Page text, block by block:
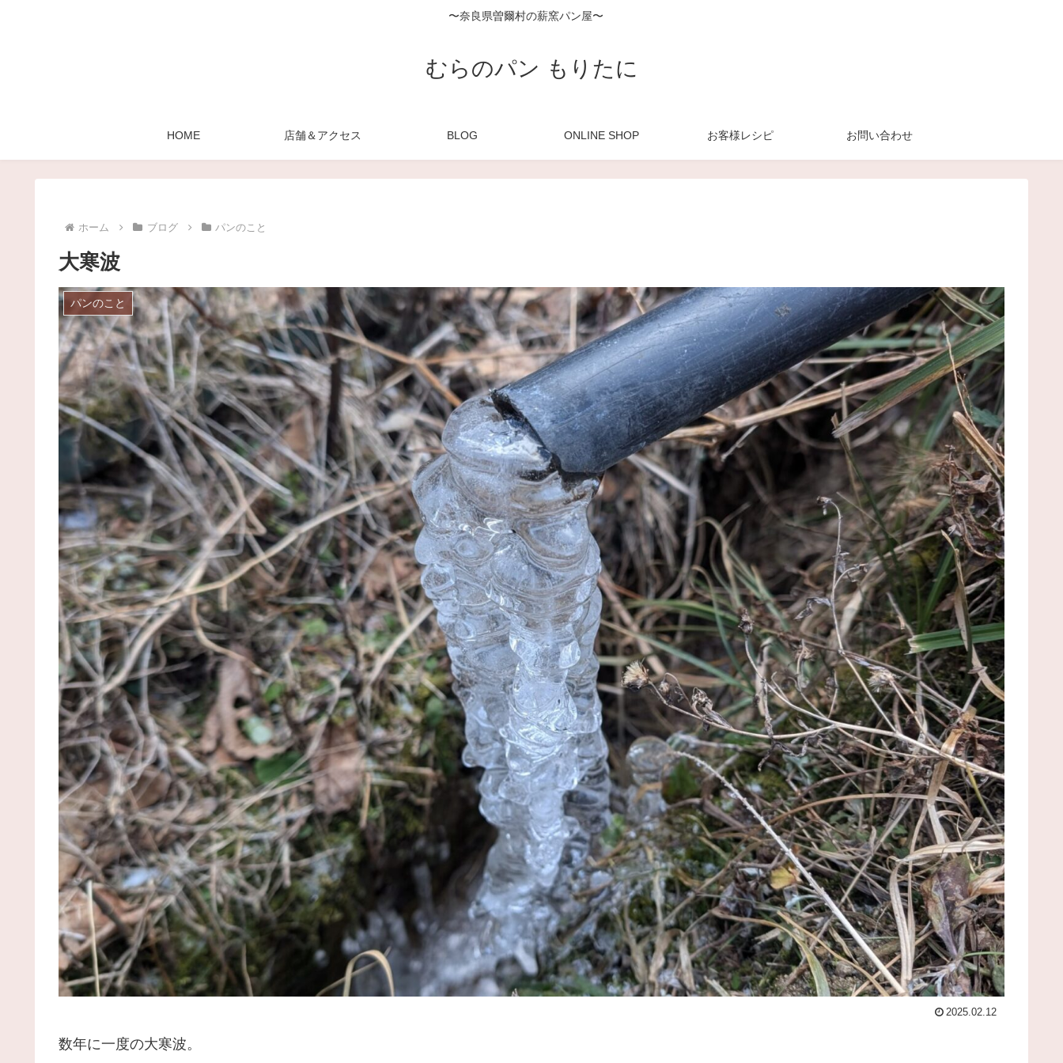
〜奈良県曽爾村の薪窯パン屋〜
むらのパン もりたに
HOME 店舗＆アクセス BLOG ONLINE SHOP お客様レシピ お問い合わせ
ホーム ブログ パンのこと
大寒波
パンのこと
2025.02.12
数年に一度の大寒波。